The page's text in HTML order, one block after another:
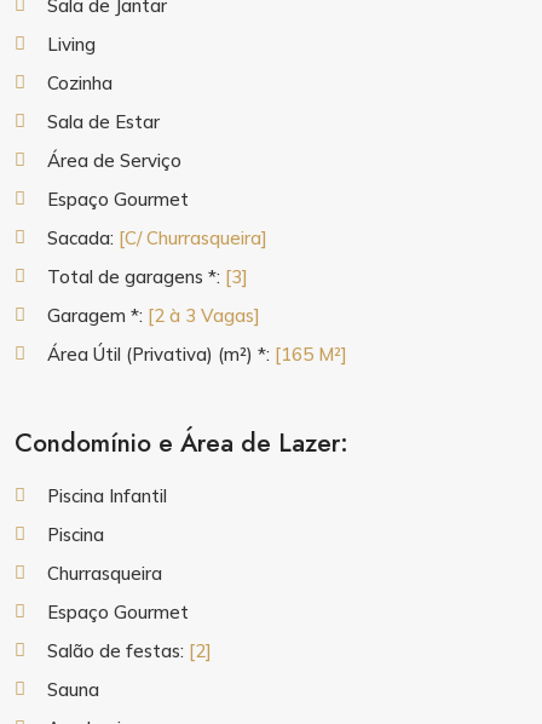
Sala de Jantar
Living
Cozinha
Sala de Estar
Área de Serviço
Espaço Gourmet
Sacada: [C/ Churrasqueira]
Total de garagens *: [3]
Garagem *: [2 à 3 Vagas]
Área Útil (Privativa) (m²) *: [165 M²]
Condomínio e Área de Lazer:
Piscina Infantil
Piscina
Churrasqueira
Espaço Gourmet
Salão de festas: [2]
Sauna